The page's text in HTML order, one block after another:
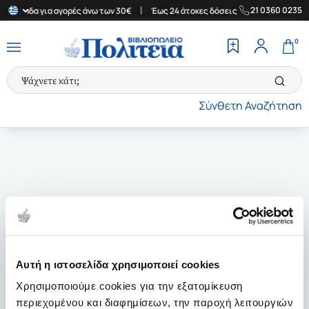
Αυτή η ιστοσελίδα χρησιμοποιεί cookies
Χρησιμοποιούμε cookies για την εξατομίκευση
περιεχομένου και διαφημίσεων, την παροχή λειτουργιών
Ελλάδα για αγορές άνω των 30€ Έως 24 άτοκες δόσεις |
21 0360 0235
Σύνθετη Αναζήτηση
0